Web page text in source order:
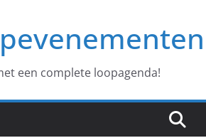
een complete loopagenda!